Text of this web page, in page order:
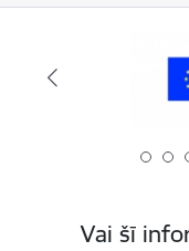
Vai šī